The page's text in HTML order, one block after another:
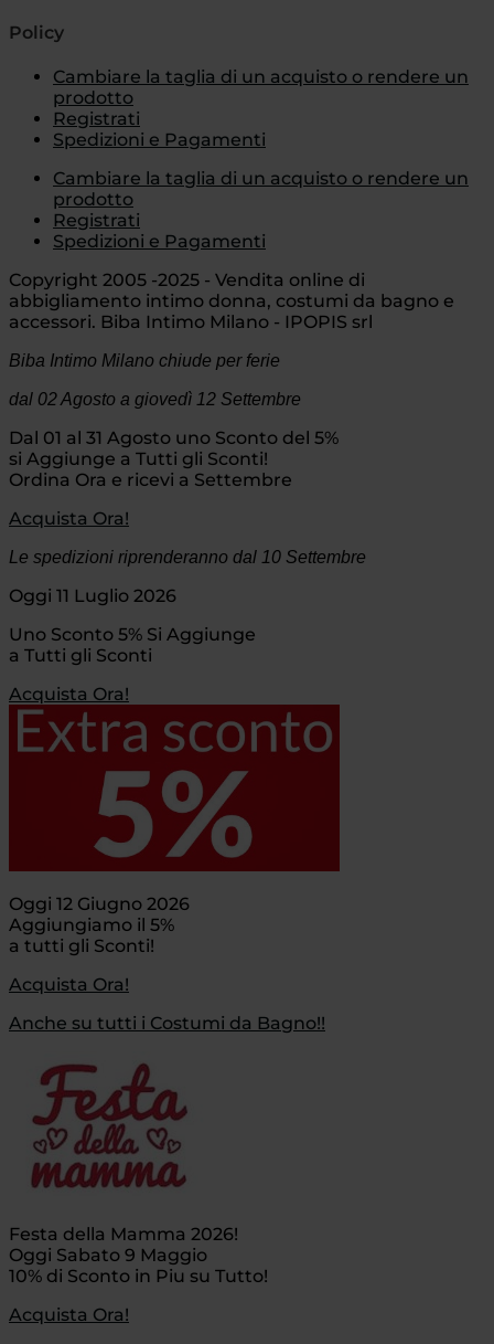
Policy
Cambiare la taglia di un acquisto o rendere un
prodotto
Registrati
Spedizioni e Pagamenti
Cambiare la taglia di un acquisto o rendere un
prodotto
Registrati
Spedizioni e Pagamenti
Copyright 2005 -2025 - Vendita online di
abbigliamento intimo donna, costumi da bagno e
accessori. Biba Intimo Milano - IPOPIS srl
Biba Intimo Milano chiude per ferie
dal 02 Agosto a giovedì 12 Settembre
Dal 01 al 31 Agosto uno Sconto del 5%
si Aggiunge a Tutti gli Sconti!
Ordina Ora e ricevi a Settembre
Acquista Ora!
Le spedizioni riprenderanno dal 10 Settembre
Oggi 11 Luglio 2026
Uno Sconto 5% Si Aggiunge
a Tutti gli Sconti
Acquista Ora!
Oggi 12 Giugno 2026
Aggiungiamo il 5%
a tutti gli Sconti!
Acquista Ora!
Anche su tutti i Costumi da Bagno!!
Festa della Mamma 2026!
Oggi Sabato 9 Maggio
10% di Sconto in Piu su Tutto!
Acquista Ora!